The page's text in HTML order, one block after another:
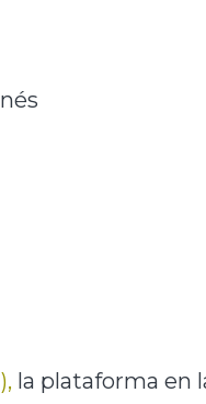
la plataforma en